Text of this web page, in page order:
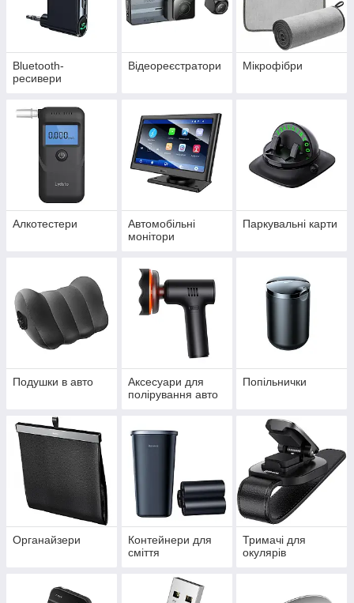
Bluetooth-
ресивери
Відеореєстратори Мікрофібри
Алкотестери
Автомобільні
монітори
Паркувальні карти
Подушки в авто
Аксесуари для
полірування авто
Попільнички
Органайзери
Контейнери для
сміття
Тримачі для
окулярів